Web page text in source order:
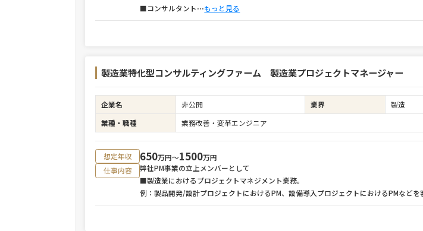
■コンサルタント⋯もっと見る
製造業特化型コンサルティングファーム 製造業プロジェクトマネージャー
企業名 非公開 業界
製造
業種・職種
業務改善・変革エンジニア
想定年収 650万円〜1500万円
仕事内容
弊社PM事業の立上メンバーとして
■製造業におけるプロジェクトマネジメント業務。
例：製品開発/設計プロジェクトにおけるPM、設備導入プロジェクトにおけるPMなどを